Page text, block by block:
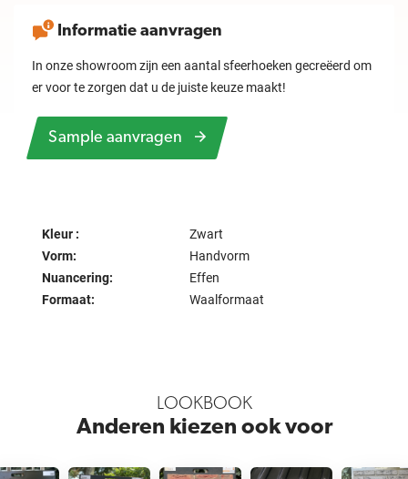
Informatie aanvragen
In onze showroom zijn een aantal sfeerhoeken gecreëerd om
er voor te zorgen dat u de juiste keuze maakt!
Sample aanvragen
Kleur :
Zwart
Vorm:
Handvorm
Nuancering:
Effen
Formaat:
Waalformaat
LOOKBOOK
Anderen kiezen ook voor